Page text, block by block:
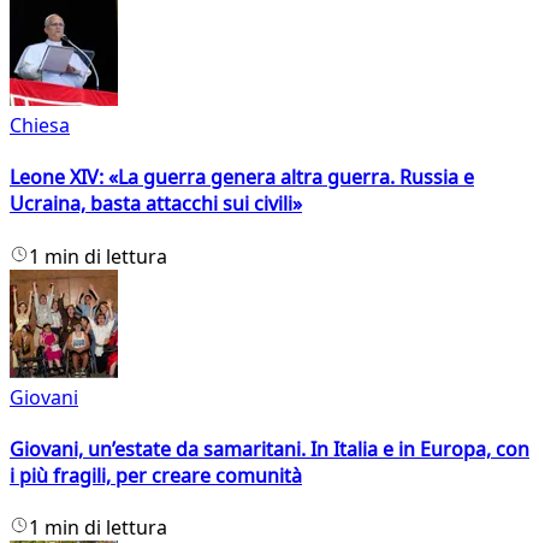
Chiesa
Leone XIV: «La guerra genera altra guerra. Russia e
Ucraina, basta attacchi sui civili»
1 min di lettura
Giovani
Giovani, un’estate da samaritani. In Italia e in Europa, con
i più fragili, per creare comunità
1 min di lettura